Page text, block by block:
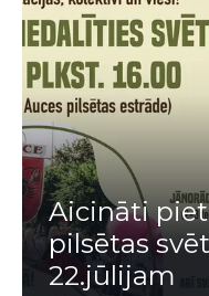
Aicināti
pilsētas
22.jūlijam